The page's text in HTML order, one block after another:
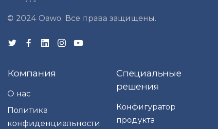
© 2024 Oawo. Все права защищены.
Компания
О нас
Политика
конфиденциальности
Специальные
решения
Конфигуратор
продукта